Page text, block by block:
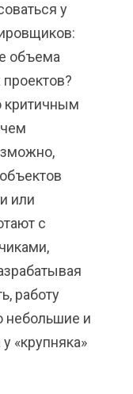
у
объема
критичным
или
с
работу
небольшие и
«крупняка»